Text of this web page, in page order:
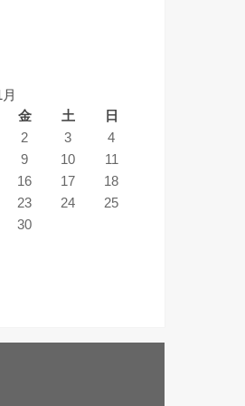
金 土
日
2 3
4
9 10
11
16 17
18
23 24
25
30